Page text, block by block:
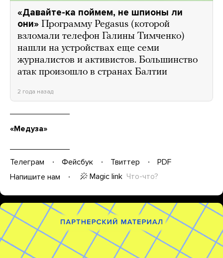
«Давайте-ка поймем, не шпионы ли
они» Программу Pegasus (которой
взломали телефон Галины Тимченко)
нашли на устройствах еще семи
журналистов и активистов. Большинство
атак произошло в странах Балтии
2 года назад
«Медуза»
Телеграм Фейсбук Твиттер
PDF
Напишите нам
Magic link Что-что?